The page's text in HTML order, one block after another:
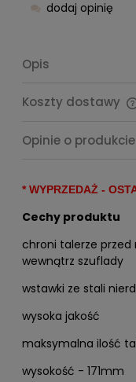
dodaj opinię
Opis
Koszty dostawy
Opinie o
* WYPRZEDAŻ -
Cechy produktu
chroni talerze przed
wewnątrz szuflady
wstawki ze stali
wysoka jakość
maksymalna ilość
wysokość - 171mm